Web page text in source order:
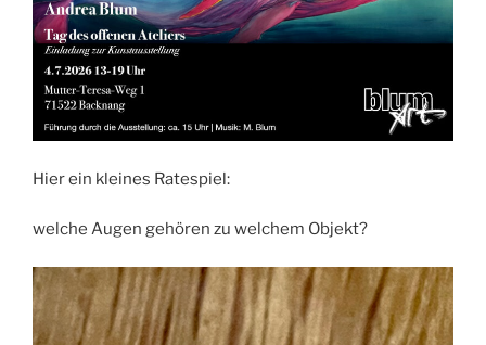
Hier ein kleines Ratespiel:
welche Augen gehören zu welchem Objekt?